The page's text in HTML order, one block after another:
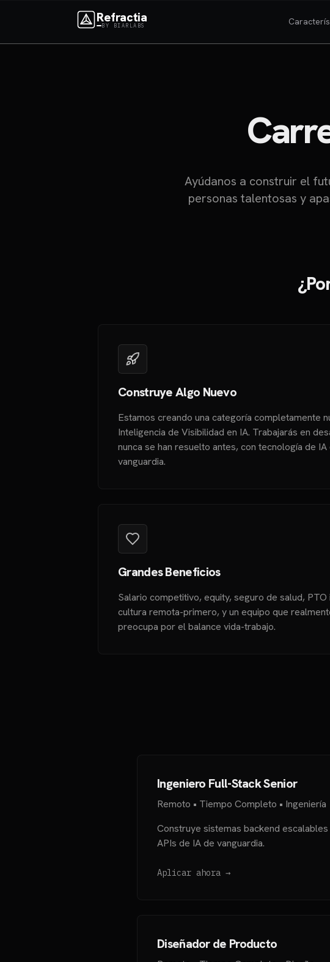
Refractia
BY BIARLABS
Ayúdanos a construir el
personas talentosas y
Construye Algo Nuevo
Estamos creando una categoría completamente
Inteligencia de Visibilidad en IA. Trabajarás en
nunca se han resuelto antes, con tecnología de IA
vanguardia.
Grandes Beneficios
Salario competitivo, equity, seguro de salud, PTO
cultura remota-primero, y un equipo que
preocupa por el balance vida-trabajo.
Ingeniero Full-Stack Senior
Remoto • Tiempo Completo • Ingeniería
Construye sistemas backend
APIs de IA de vanguardia.
Aplicar ahora →
Diseñador de Producto